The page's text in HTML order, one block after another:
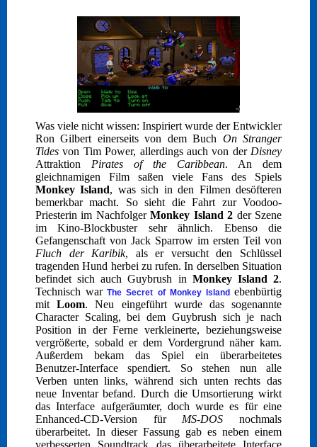
Was viele nicht wissen: Inspiriert wurde der Entwickler
Ron Gilbert einerseits von dem Buch On Stranger
Tides von Tim Power, allerdings auch von der Disney
Attraktion Pirates of the Caribbean. An dem
gleichnamigen Film saßen viele Fans des Spiels
Monkey Island, was sich in den Filmen desöfteren
bemerkbar macht. So sieht die Fahrt zur Voodoo-
Priesterin im NachfolgerMonkey Island 2 der Szene
im Kino-Blockbuster sehr ähnlich. Ebenso die
Gefangenschaft von Jack Sparrow im ersten Teil von
Fluch der Karibik, als er versucht den Schlüssel
tragenden Hund herbei zu rufen. In derselben Situation
befindet sich auch Guybrush in Monkey Island 2.
Technisch war The Secret of Monkey Island ebenbürtig
mitLoom. Neu eingeführt wurde das sogenannte
Character Scaling, bei dem Guybrush sich je nach
Position in der Ferne verkleinerte, beziehungsweise
vergrößerte, sobald er dem Vordergrund näher kam.
Außerdem bekam das Spiel ein überarbeitetes
Benutzer-Interface spendiert. So stehen nun alle
Verben unten links, während sich unten rechts das
neue Inventar befand. Durch die Umsortierung wirkt
das Interface aufgeräumter, doch wurde es für eine
Enhanced-CD-Version für MS-DOS nochmals
überarbeitet. In dieser Fassung gab es neben einem